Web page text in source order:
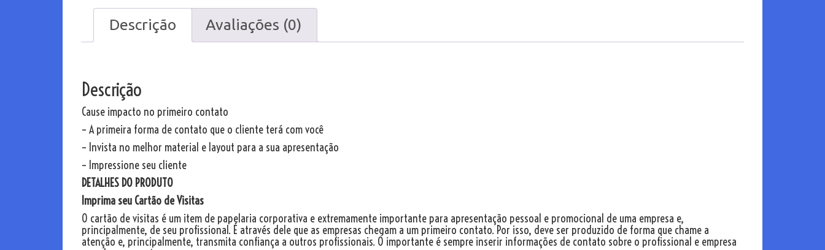
Descrição Avaliações (0)
Descrição
Cause impacto no primeiro contato
– A primeira forma de contato que o cliente terá com você
– Invista no melhor material e layout para a sua apresentação
– Impressione seu cliente
DETALHES DO PRODUTO
Imprima seu Cartão de Visitas
O cartão de visitas é um item de papelaria corporativa e extremamente importante para apresentação pessoal e promocional de uma empresa e,
principalmente, de seu profissional. É através dele que as empresas chegam a um primeiro contato. Por isso, deve ser produzido de forma que chame a
atenção e, principalmente, transmita confiança a outros profissionais. O importante é sempre inserir informações de contato sobre o profissional e empresa